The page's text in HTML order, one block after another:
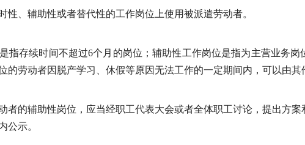
性、辅助性或者替代性的工作岗位上使用被派遣劳动者。
指存续时间不超过6个月的岗位；辅助性工作岗位是指为主营业务岗
的劳动者因脱产学习、休假等原因无法工作的一定期间内，可以由其
者的辅助性岗位，应当经职工代表大会或者全体职工讨论，提出方
公示。